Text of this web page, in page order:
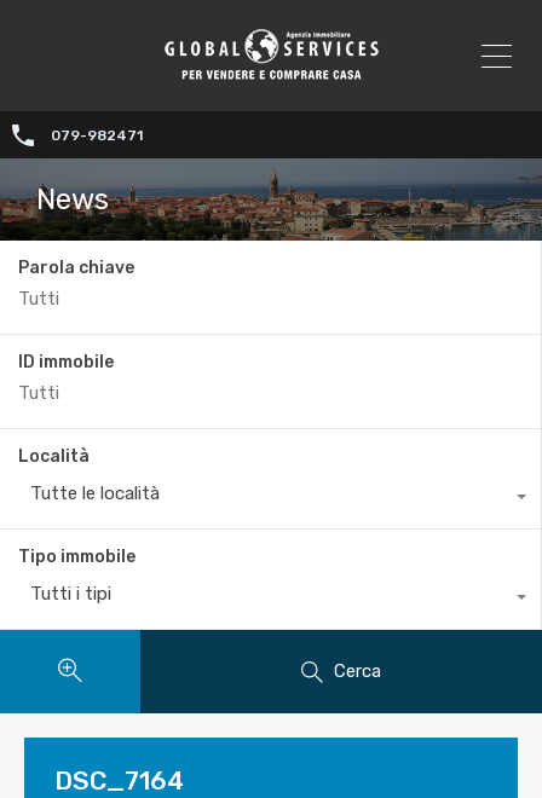
079-982471
News
Parola chiave
ID immobile
Località
Tutte le località
Tipo immobile
Tutti i tipi
Cerca
DSC_7164